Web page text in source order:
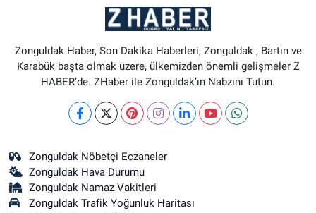
Zonguldak Haber, Son Dakika Haberleri, Zonguldak , Bartın ve
Karabük başta olmak üzere, ülkemizden önemli gelişmeler Z
HABER’de. ZHaber ile Zonguldak’ın Nabzını Tutun.
Zonguldak Nöbetçi Eczaneler
Zonguldak Hava Durumu
Zonguldak Namaz Vakitleri
Zonguldak Trafik Yoğunluk Haritası